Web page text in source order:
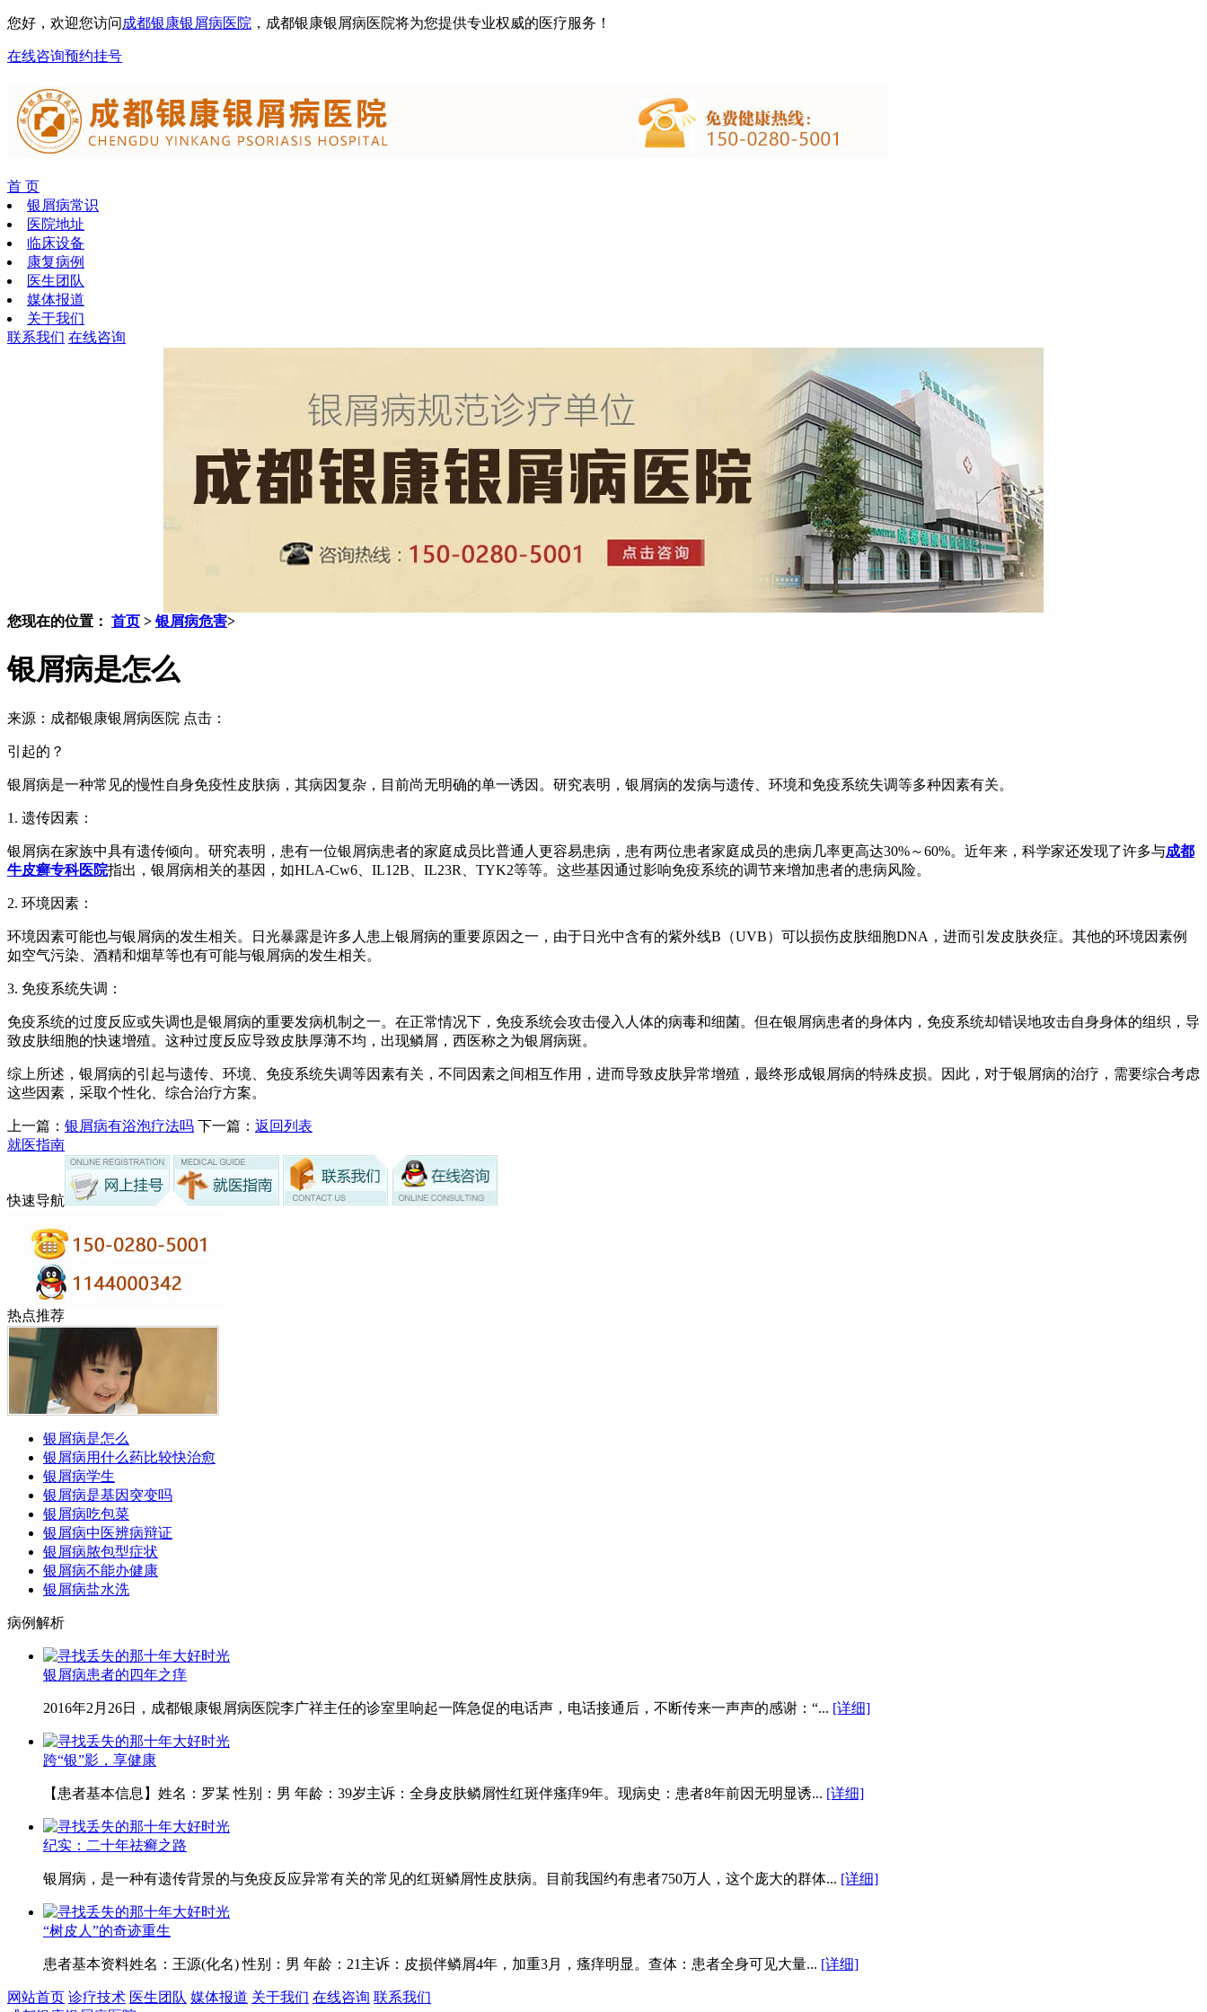
您好，欢迎您访问 成都银康银屑病医院 ，成都银康银屑病医院将为您提供专业权威的医疗服务！
在线咨询预约挂号
首 页
银屑病常识
医院地址
临床设备
康复病例
医生团队
媒体报道
关于我们
联系我们 在线咨询
您现在的位置： 首页 >银屑病危害>
银屑病是怎么
来源：成都银康银屑病医院 点击：
引起的？
银屑病是一种常见的慢性自身免疫性皮肤病，其病因复杂，目前尚无明确的单一诱因。研究表明，银屑病的发病与遗传、环境和免疫系统失调等多种因素有关。
1. 遗传因素：
银屑病在家族中具有遗传倾向。研究表明，患有一位银屑病患者的家庭成员比普通人更容易患病，患有两位患者家庭成员的患病几率更高达30%～60%。近年来，科学家还发现了许多与成都
牛皮癣专科医院指出，银屑病相关的基因，如HLA-Cw6、IL12B、IL23R、TYK2等等。这些基因通过影响免疫系统的调节来增加患者的患病风险。
2. 环境因素：
环境因素可能也与银屑病的发生相关。日光暴露是许多人患上银屑病的重要原因之一，由于日光中含有的紫外线B（UVB）可以损伤皮肤细胞DNA，进而引发皮肤炎症。其他的环境因素例
如空气污染、酒精和烟草等也有可能与银屑病的发生相关。
3. 免疫系统失调：
免疫系统的过度反应或失调也是银屑病的重要发病机制之一。在正常情况下，免疫系统会攻击侵入人体的病毒和细菌。但在银屑病患者的身体内，免疫系统却错误地攻击自身身体的组织，导
致皮肤细胞的快速增殖。这种过度反应导致皮肤厚薄不均，出现鳞屑，西医称之为银屑病斑。
综上所述，银屑病的引起与遗传、环境、免疫系统失调等因素有关，不同因素之间相互作用，进而导致皮肤异常增殖，最终形成银屑病的特殊皮损。因此，对于银屑病的治疗，需要综合考虑
这些因素，采取个性化、综合治疗方案。
上一篇： 银屑病有浴泡疗法吗 下一篇： 返回列表
就医指南
快速导航
热点推荐
银屑病是怎么
银屑病用什么药比较快治愈
银屑病学生
银屑病是基因突变吗
银屑病吃包菜
银屑病中医辨病辩证
银屑病脓包型症状
银屑病不能办健康
银屑病盐水洗
病例解析
银屑病患者的四年之痒
2016年2月26日，成都银康银屑病医院李广祥主任的诊室里响起一阵急促的电话声，电话接通后，不断传来一声声的感谢：“... [详细]
跨“银”影，享健康
【患者基本信息】姓名：罗某 性别：男 年龄：39岁主诉：全身皮肤鳞屑性红斑伴瘙痒9年。现病史：患者8年前因无明显诱... [详细]
纪实：二十年祛癣之路
银屑病，是一种有遗传背景的与免疫反应异常有关的常见的红斑鳞屑性皮肤病。目前我国约有患者750万人，这个庞大的群体... [详细]
“树皮人”的奇迹重生
患者基本资料姓名：王源(化名) 性别：男 年龄：21主诉：皮损伴鳞屑4年，加重3月，瘙痒明显。查体：患者全身可见大量... [详细]
网站首页 诊疗技术 医生团队 媒体报道 关于我们 在线咨询 联系我们